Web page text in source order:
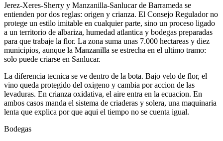
Jerez-Xeres-Sherry y Manzanilla-Sanlucar de Barrameda se
entienden por dos reglas: origen y crianza. El Consejo Regulador no
protege un estilo imitable en cualquier parte, sino un proceso ligado
a un territorio de albariza, humedad atlantica y bodegas preparadas
para que trabaje la flor. La zona suma unas 7.000 hectareas y diez
municipios, aunque la Manzanilla se estrecha en el ultimo tramo:
solo puede criarse en Sanlucar.
La diferencia tecnica se ve dentro de la bota. Bajo velo de flor, el
vino queda protegido del oxigeno y cambia por accion de las
levaduras. En crianza oxidativa, el aire entra en la ecuacion. En
ambos casos manda el sistema de criaderas y solera, una maquinaria
lenta que explica por que aqui el tiempo no se cuenta igual.
Bodegas